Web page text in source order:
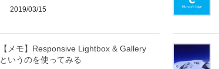
2019/03/15
【メモ】Responsive Lightbox & Gallery
というのを使ってみる